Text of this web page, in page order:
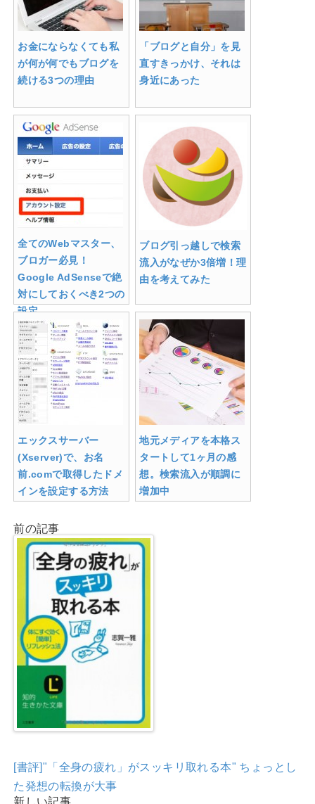
お金にならなくても私
が何が何でもブログを
続ける3つの理由
「ブログと自分」を見
直すきっかけ、それは
身近にあった
全てのWebマスター、
ブロガー必見！
Google AdSenseで絶
対にしておくべき2つの
設定
ブログ引っ越しで検索
流入がなぜか3倍増！理
由を考えてみた
エックスサーバー
(Xserver)で、お名
前.comで取得したドメ
インを設定する方法
地元メディアを本格ス
タートして1ヶ月の感
想。検索流入が順調に
増加中
前の記事
[書評]"「全身の疲れ」がスッキリ取れる本" ちょっとし
た発想の転換が大事